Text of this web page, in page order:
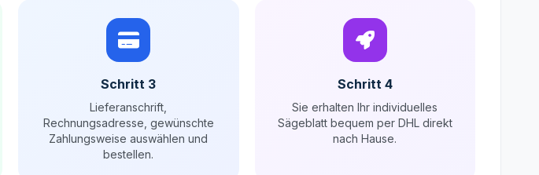
Schritt 3
Lieferanschrift,
Rechnungsadresse, gewünschte
Zahlungsweise auswählen und
bestellen.
Schritt 4
Sie erhalten Ihr individuelles
Sägeblatt bequem per DHL direkt
nach Hause.